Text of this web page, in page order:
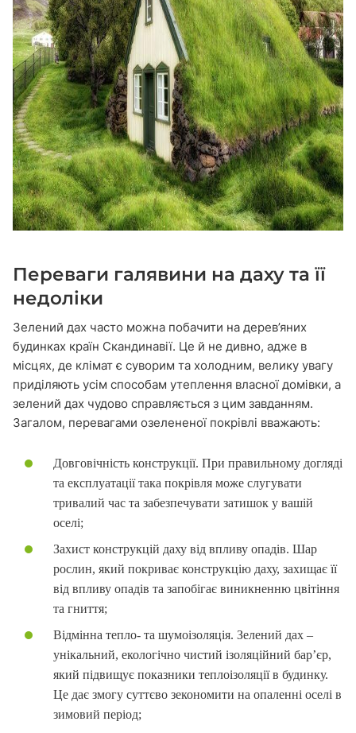
Переваги галявини на даху та її
недоліки
Зелений дах часто можна побачити на дерев’яних
будинках країн Скандинавії. Це й не дивно, адже в
місцях, де клімат є суворим та холодним, велику увагу
приділяють усім способам утеплення власної домівки, а
зелений дах чудово справляється з цим завданням.
Загалом, перевагами озелененої покрівлі вважають:
Довговічність конструкції. При правильному догляді
та експлуатації така покрівля може слугувати
тривалий час та забезпечувати затишок у вашій
оселі;
Захист конструкцій даху від впливу опадів. Шар
рослин, який покриває конструкцію даху, захищає її
від впливу опадів та запобігає виникненню цвітіння
та гниття;
Відмінна тепло- та шумоізоляція. Зелений дах –
унікальний, екологічно чистий ізоляційний бар’єр,
який підвищує показники теплоізоляції в будинку.
Це дає змогу суттєво зекономити на опаленні оселі в
зимовий період;